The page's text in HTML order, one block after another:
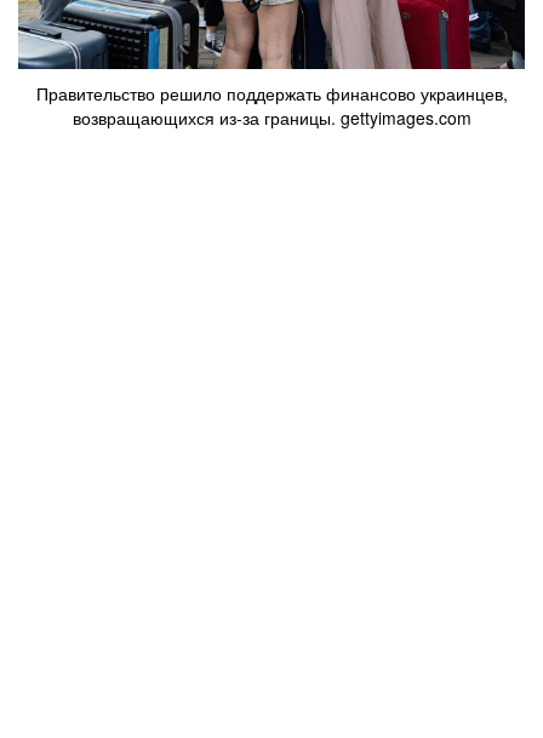
Правительство решило поддержать финансово украинцев,
возвращающихся из-за границы. gettyimages.com